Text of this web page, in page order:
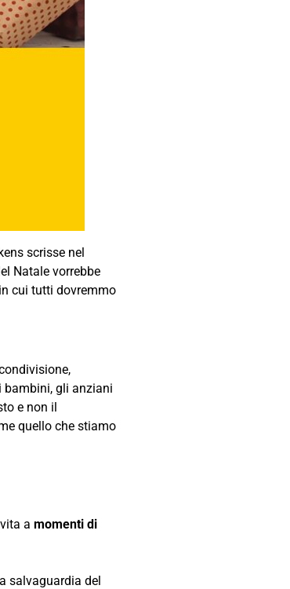
scrisse nel
Natale vorrebbe
cui tutti dovremmo
bambini, gli anziani
e non il
quello che stiamo
a momenti di
salvaguardia del